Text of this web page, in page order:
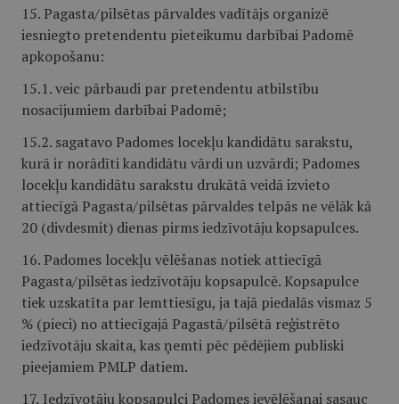
15. Pagasta/pilsētas pārvaldes vadītājs organizē
iesniegto pretendentu pieteikumu darbībai Padomē
apkopošanu:
15.1. veic pārbaudi par pretendentu atbilstību
nosacījumiem darbībai Padomē;
15.2. sagatavo Padomes locekļu kandidātu sarakstu,
kurā ir norādīti kandidātu vārdi un uzvārdi; Padomes
locekļu kandidātu sarakstu drukātā veidā izvieto
attiecīgā Pagasta/pilsētas pārvaldes telpās ne vēlāk kā
20 (divdesmit) dienas pirms iedzīvotāju kopsapulces.
16. Padomes locekļu vēlēšanas notiek attiecīgā
Pagasta/pilsētas iedzīvotāju kopsapulcē. Kopsapulce
tiek uzskatīta par lemttiesīgu, ja tajā piedalās vismaz 5
% (pieci) no attiecīgajā Pagastā/pilsētā reģistrēto
iedzīvotāju skaita, kas ņemti pēc pēdējiem publiski
pieejamiem PMLP datiem.
17. Iedzīvotāju kopsapulci Padomes ievēlēšanai sasauc